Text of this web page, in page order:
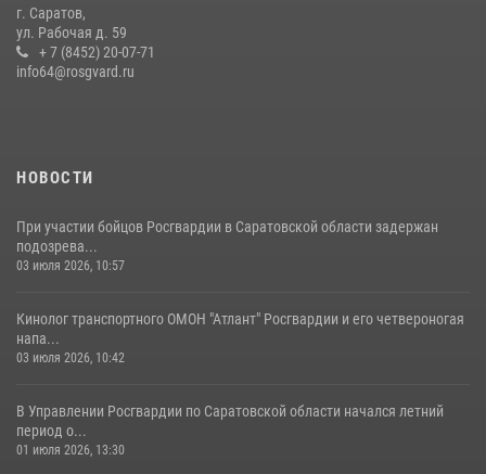
Крещения Руси
28 июля 2026, 13:25
05 августа 2026, 12:55
г. Саратов,
ул. Рабочая д. 59
+ 7 (8452) 20-07-71
info64@rosgvard.ru
НОВОСТИ
При участии бойцов Росгвардии в Саратовской области задержан
подозрева...
03 июля 2026, 10:57
Кинолог транспортного ОМОН "Атлант" Росгвардии и его четвероногая
напа...
03 июля 2026, 10:42
В Управлении Росгвардии по Саратовской области начался летний
период о...
01 июля 2026, 13:30